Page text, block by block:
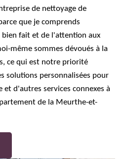
de nettoyage de
que je comprends
fait et de l'attention aux
même sommes dévoués à la
ce qui est notre priorité
solutions personnalisées pour
et d'autres services connexes à
de la Meurthe-et-